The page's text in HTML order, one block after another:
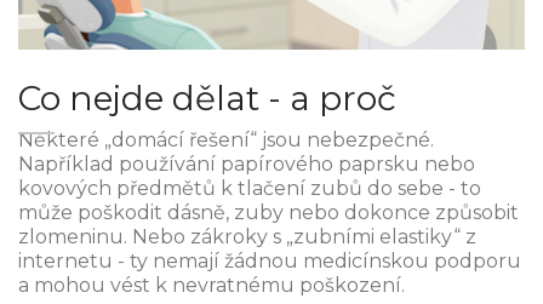
Co nejde dělat - a proč
Některé „domácí řešení“ jsou nebezpečné.
Například používání papírového paprsku nebo
kovových předmětů k tlačení zubů do sebe - to
může poškodit dásně, zuby nebo dokonce způsobit
zlomeninu. Nebo zákroky s „zubními elastiky“ z
internetu - ty nemají žádnou medicínskou podporu
a mohou vést k nevratnému poškození.